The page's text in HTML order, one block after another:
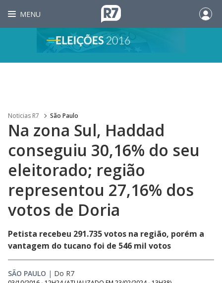
MENU
Noticias R7 São Paulo
Na zona Sul, Haddad
conseguiu 30,16% do seu
eleitorado; região
representou 27,16% dos
votos de Doria
Petista recebeu 291.735 votos na região, porém a
vantagem do tucano foi de 546 mil votos
SÃO PAULO | Do R7